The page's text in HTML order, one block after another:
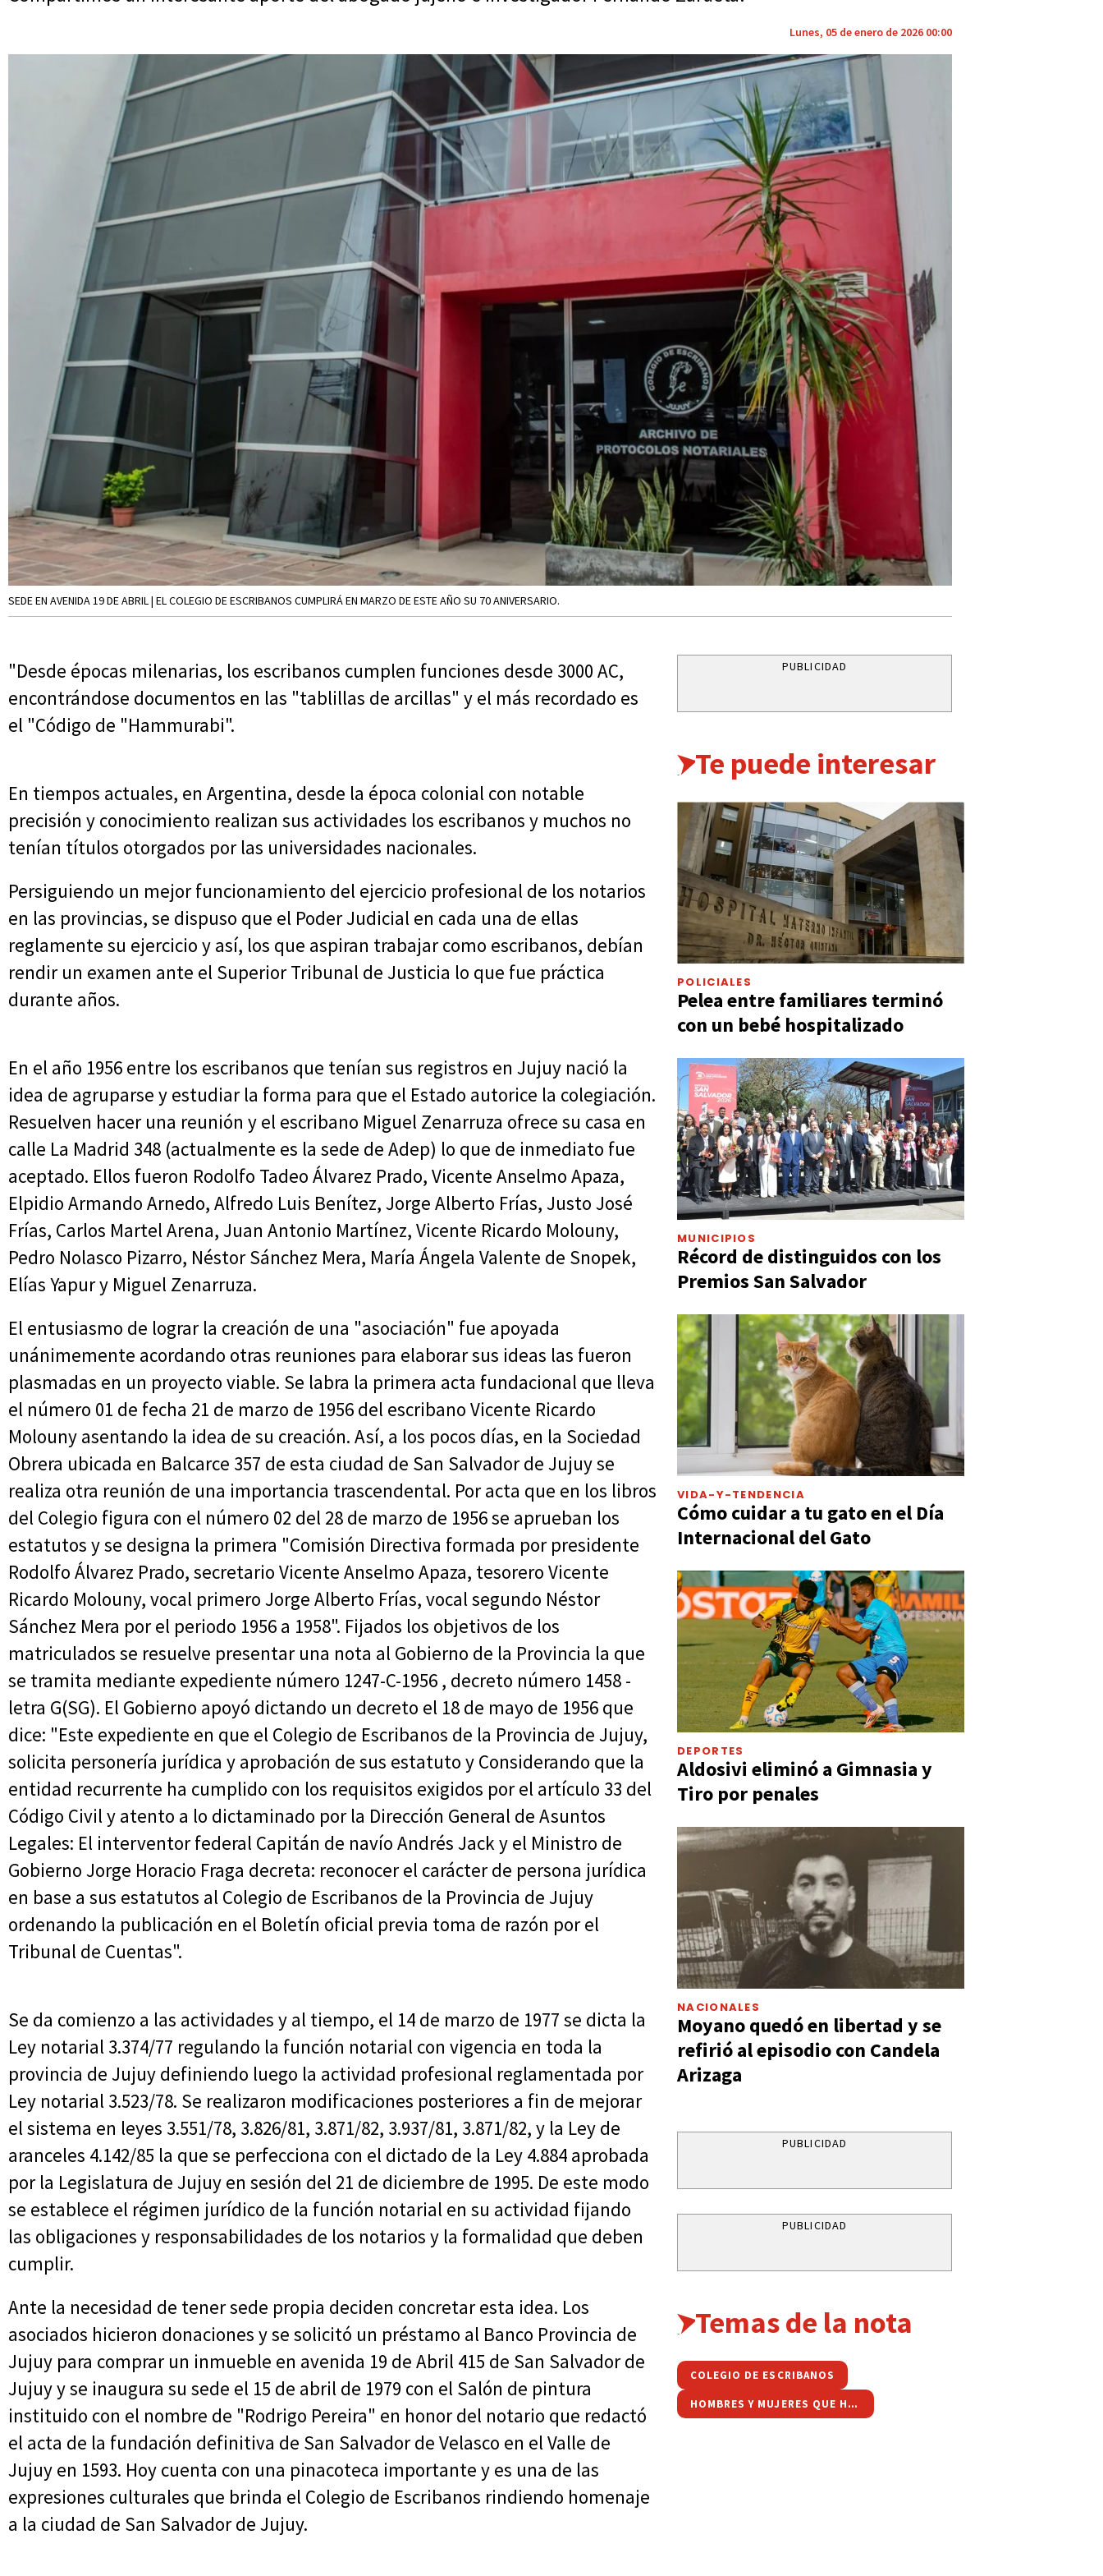
Lunes, 05 de enero de 2026 00:00
SEDE EN AVENIDA 19 DE ABRIL | EL COLEGIO DE ESCRIBANOS CUMPLIRÁ EN MARZO DE ESTE AÑO SU 70 ANIVERSARIO.
"Desde épocas milenarias, los escribanos cumplen funciones desde 3000 AC,
encontrándose documentos en las "tablillas de arcillas" y el más recordado es
el "Código de "Hammurabi".
En tiempos actuales, en Argentina, desde la época colonial con notable
precisión y conocimiento realizan sus actividades los escribanos y muchos no
tenían títulos otorgados por las universidades nacionales.
Persiguiendo un mejor funcionamiento del ejercicio profesional de los notarios
en las provincias, se dispuso que el Poder Judicial en cada una de ellas
reglamente su ejercicio y así, los que aspiran trabajar como escribanos, debían
rendir un examen ante el Superior Tribunal de Justicia lo que fue práctica
durante años.
En el año 1956 entre los escribanos que tenían sus registros en Jujuy nació la
idea de agruparse y estudiar la forma para que el Estado autorice la colegiación.
Resuelven hacer una reunión y el escribano Miguel Zenarruza ofrece su casa en
calle La Madrid 348 (actualmente es la sede de Adep) lo que de inmediato fue
aceptado. Ellos fueron Rodolfo Tadeo Álvarez Prado, Vicente Anselmo Apaza,
Elpidio Armando Arnedo, Alfredo Luis Benítez, Jorge Alberto Frías, Justo José
Frías, Carlos Martel Arena, Juan Antonio Martínez, Vicente Ricardo Molouny,
Pedro Nolasco Pizarro, Néstor Sánchez Mera, María Ángela Valente de Snopek,
Elías Yapur y Miguel Zenarruza.
El entusiasmo de lograr la creación de una "asociación" fue apoyada
unánimemente acordando otras reuniones para elaborar sus ideas las fueron
plasmadas en un proyecto viable. Se labra la primera acta fundacional que lleva
el número 01 de fecha 21 de marzo de 1956 del escribano Vicente Ricardo
Molouny asentando la idea de su creación. Así, a los pocos días, en la Sociedad
Obrera ubicada en Balcarce 357 de esta ciudad de San Salvador de Jujuy se
realiza otra reunión de una importancia trascendental. Por acta que en los libros
del Colegio figura con el número 02 del 28 de marzo de 1956 se aprueban los
estatutos y se designa la primera "Comisión Directiva formada por presidente
Rodolfo Álvarez Prado, secretario Vicente Anselmo Apaza, tesorero Vicente
Ricardo Molouny, vocal primero Jorge Alberto Frías, vocal segundo Néstor
Sánchez Mera por el periodo 1956 a 1958". Fijados los objetivos de los
matriculados se resuelve presentar una nota al Gobierno de la Provincia la que
se tramita mediante expediente número 1247-C-1956 , decreto número 1458 -
letra G(SG). El Gobierno apoyó dictando un decreto el 18 de mayo de 1956 que
dice: "Este expediente en que el Colegio de Escribanos de la Provincia de Jujuy,
solicita personería jurídica y aprobación de sus estatuto y Considerando que la
entidad recurrente ha cumplido con los requisitos exigidos por el artículo 33 del
Código Civil y atento a lo dictaminado por la Dirección General de Asuntos
Legales: El interventor federal Capitán de navío Andrés Jack y el Ministro de
Gobierno Jorge Horacio Fraga decreta: reconocer el carácter de persona jurídica
en base a sus estatutos al Colegio de Escribanos de la Provincia de Jujuy
ordenando la publicación en el Boletín oficial previa toma de razón por el
Tribunal de Cuentas".
Se da comienzo a las actividades y al tiempo, el 14 de marzo de 1977 se dicta la
Ley notarial 3.374/77 regulando la función notarial con vigencia en toda la
provincia de Jujuy definiendo luego la actividad profesional reglamentada por
Ley notarial 3.523/78. Se realizaron modificaciones posteriores a fin de mejorar
el sistema en leyes 3.551/78, 3.826/81, 3.871/82, 3.937/81, 3.871/82, y la Ley de
aranceles 4.142/85 la que se perfecciona con el dictado de la Ley 4.884 aprobada
por la Legislatura de Jujuy en sesión del 21 de diciembre de 1995. De este modo
se establece el régimen jurídico de la función notarial en su actividad fijando
las obligaciones y responsabilidades de los notarios y la formalidad que deben
cumplir.
Ante la necesidad de tener sede propia deciden concretar esta idea. Los
asociados hicieron donaciones y se solicitó un préstamo al Banco Provincia de
Jujuy para comprar un inmueble en avenida 19 de Abril 415 de San Salvador de
Jujuy y se inaugura su sede el 15 de abril de 1979 con el Salón de pintura
instituido con el nombre de "Rodrigo Pereira" en honor del notario que redactó
el acta de la fundación definitiva de San Salvador de Velasco en el Valle de
Jujuy en 1593. Hoy cuenta con una pinacoteca importante y es una de las
expresiones culturales que brinda el Colegio de Escribanos rindiendo homenaje
a la ciudad de San Salvador de Jujuy.
PUBLICIDAD
Te puede interesar
POLICIALES
Pelea entre familiares terminó
con un bebé hospitalizado
MUNICIPIOS
Récord de distinguidos con los
Premios San Salvador
VIDA-Y-TENDENCIA
Cómo cuidar a tu gato en el Día
Internacional del Gato
DEPORTES
Aldosivi eliminó a Gimnasia y
Tiro por penales
NACIONALES
Moyano quedó en libertad y se
refirió al episodio con Candela
Arizaga
PUBLICIDAD
PUBLICIDAD
Temas de la nota
COLEGIO DE ESCRIBANOS
HOMBRES Y MUJERES QUE HICIERON HISTORIA